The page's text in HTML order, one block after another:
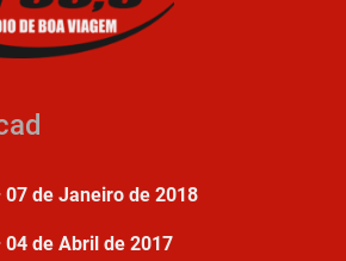
07 de Janeiro de 2018
04 de Abril de 2017